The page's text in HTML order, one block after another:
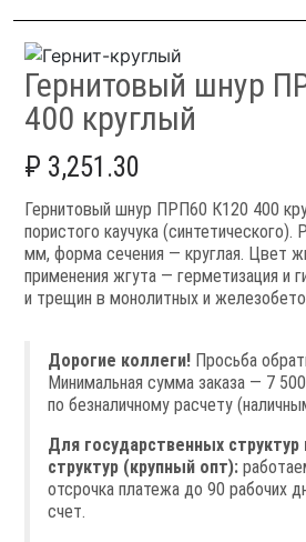
Гернитовый шнур
400 круглый
₽ 3,251.30
Гернитовый шнур ПРП60 К120 400
пористого каучука
мм, форма сечения — круглая. Цвет
применения жгута — герметизация и
и трещин в монолитных и
Дорогие коллеги! Просьба
Минимальная сумма заказа — 7
по безналичному расчету
Для государственных структур
структур (крупный опт):
отсрочка платежа до 90 рабочих
счет.